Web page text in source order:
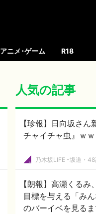
アニメ･ゲーム R18
人気の記事
【珍報】日向坂さん
チャイチャ虫』ｗ
乃木坂LIFE -坂道・
【朗報】高瀬くる
目標を与える「み
のバーイベを見る